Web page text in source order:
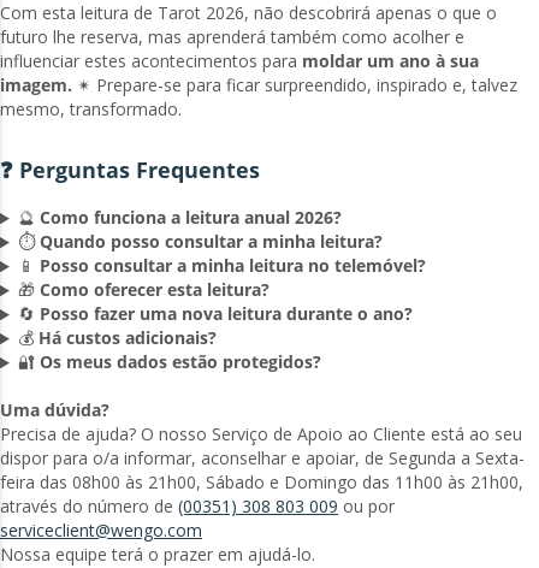
Com esta leitura de Tarot 2026, não descobrirá apenas o que o
futuro lhe reserva, mas aprenderá também como acolher e
influenciar estes acontecimentos para moldar um ano à sua
imagem. ✴ Prepare-se para ficar surpreendido, inspirado e, talvez
mesmo, transformado.
❓ Perguntas Frequentes
🔮 Como funciona a leitura anual 2026?
⏱️Quando posso consultar a minha leitura?
📱 Posso consultar a minha leitura no telemóvel?
🎁 Como oferecer esta leitura?
🔄 Posso fazer uma nova leitura durante o ano?
💰 Há custos adicionais?
🔐 Os meus dados estão protegidos?
Uma dúvida?
Precisa de ajuda? O nosso Serviço de Apoio ao Cliente está ao seu
dispor para o/a informar, aconselhar e apoiar, de Segunda a Sexta-
feira das 08h00 às 21h00, Sábado e Domingo das 11h00 às 21h00,
através do número de (00351) 308 803 009 ou por
serviceclient@wengo.com
Nossa equipe terá o prazer em ajudá-lo.